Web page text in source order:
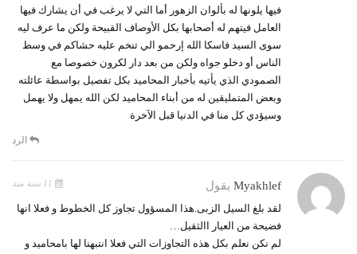
فيها يلونها له بألوان الزهور أما التي لا يرغب في أن يشارك فيها
العامل فيتهم له أصحابها بكل الأوصاف القبيحة ولكن ما عرف ليه
سوى السيد فاسكا الله إرحمو الي تنخم عليه حشاكم في وسط
الناس أو دخلو جواه ولكن من بعد دار لكرون خصوصا مع
الصمودي الذي يأتيه بأخبار المحاميد بكل تفصيل بواسطة عائلته
وبعض المتمليقين له من أبناء المحاميد لكن الله يمهل ولا يهمل
وسيؤدي كل منا في الدنيا قبل الآخرة
الرد
Myakhlef يقول
لقد بلغ السيل الزبى.هذا المسؤول تجاوز كل الخطوط و فعلا انها
فضيحة من العيار االثقيل…
لم نكن نعلم بكل هذه التجاوزات التي فعلا انتبهنا لها بامحاميد و